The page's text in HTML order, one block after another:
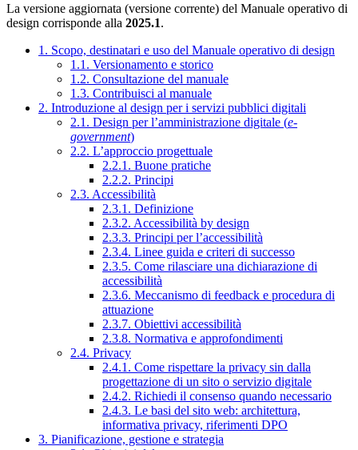
La versione aggiornata (versione corrente) del Manuale operativo di
design corrisponde alla 2025.1.
1. Scopo, destinatari e uso del Manuale operativo di design
1.1. Versionamento e storico
1.2. Consultazione del manuale
1.3. Contribuisci al manuale
2. Introduzione al design per i servizi pubblici digitali
2.1. Design per l’amministrazione digitale (e-
government)
2.2. L’approccio progettuale
2.2.1. Buone pratiche
2.2.2. Principi
2.3. Accessibilità
2.3.1. Definizione
2.3.2. Accessibilità by design
2.3.3. Principi per l’accessibilità
2.3.4. Linee guida e criteri di successo
2.3.5. Come rilasciare una dichiarazione di
accessibilità
2.3.6. Meccanismo di feedback e procedura di
attuazione
2.3.7. Obiettivi accessibilità
2.3.8. Normativa e approfondimenti
2.4. Privacy
2.4.1. Come rispettare la privacy sin dalla
progettazione di un sito o servizio digitale
2.4.2. Richiedi il consenso quando necessario
2.4.3. Le basi del sito web: architettura,
informativa privacy, riferimenti DPO
3. Pianificazione, gestione e strategia